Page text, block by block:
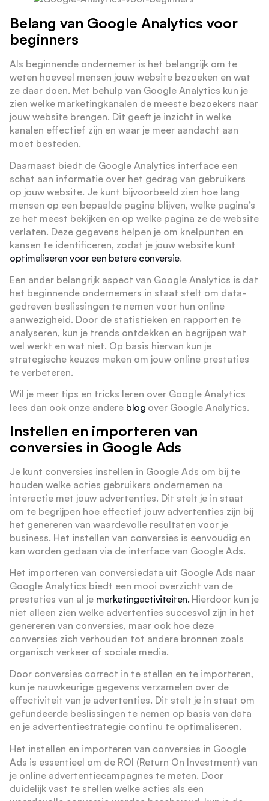
Belang van Google Analytics voor
beginners
Als beginnende ondernemer is het belangrijk om te
weten hoeveel mensen jouw website bezoeken en wat
ze daar doen. Met behulp van Google Analytics kun je
zien welke marketingkanalen de meeste bezoekers naar
jouw website brengen. Dit geeft je inzicht in welke
kanalen effectief zijn en waar je meer aandacht aan
moet besteden.
Daarnaast biedt de Google Analytics interface een
schat aan informatie over het gedrag van gebruikers
op jouw website. Je kunt bijvoorbeeld zien hoe lang
mensen op een bepaalde pagina blijven, welke pagina’s
ze het meest bekijken en op welke pagina ze de website
verlaten. Deze gegevens helpen je om knelpunten en
kansen te identificeren, zodat je jouw website kunt
optimaliseren voor een betere conversie.
Een ander belangrijk aspect van Google Analytics is dat
het beginnende ondernemers in staat stelt om data-
gedreven beslissingen te nemen voor hun online
aanwezigheid. Door de statistieken en rapporten te
analyseren, kun je trends ontdekken en begrijpen wat
wel werkt en wat niet. Op basis hiervan kun je
strategische keuzes maken om jouw online prestaties
te verbeteren.
Wil je meer tips en tricks leren over Google Analytics
lees dan ook onze andere blog over Google Analytics.
Instellen en importeren van
conversies in Google Ads
Je kunt conversies instellen in Google Ads om bij te
houden welke acties gebruikers ondernemen na
interactie met jouw advertenties. Dit stelt je in staat
om te begrijpen hoe effectief jouw advertenties zijn bij
het genereren van waardevolle resultaten voor je
business. Het instellen van conversies is eenvoudig en
kan worden gedaan via de interface van Google Ads.
Het importeren van conversiedata uit Google Ads naar
Google Analytics biedt een mooi overzicht van de
prestaties van al je marketingactiviteiten. Hierdoor kun je
niet alleen zien welke advertenties succesvol zijn in het
genereren van conversies, maar ook hoe deze
conversies zich verhouden tot andere bronnen zoals
organisch verkeer of sociale media.
Door conversies correct in te stellen en te importeren,
kun je nauwkeurige gegevens verzamelen over de
effectiviteit van je advertenties. Dit stelt je in staat om
gefundeerde beslissingen te nemen op basis van data
en je advertentiestrategie continu te optimaliseren.
Het instellen en importeren van conversies in Google
Ads is essentieel om de ROI (Return On Investment) van
je online advertentiecampagnes te meten. Door
duidelijk vast te stellen welke acties als een